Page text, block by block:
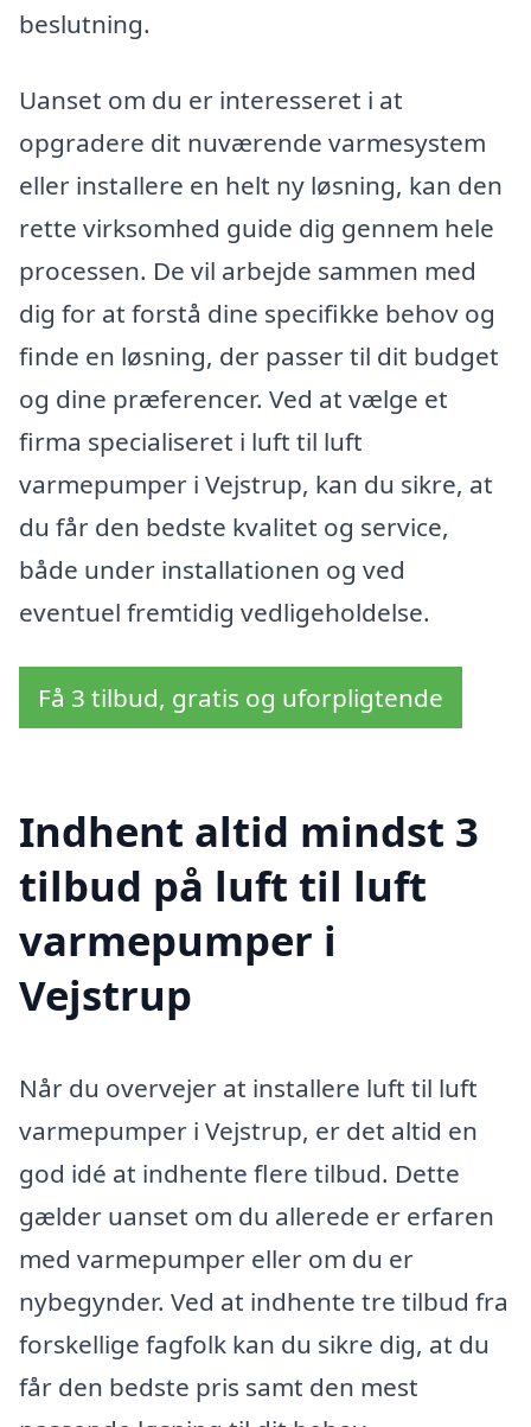
beslutning.
Uanset om du er interesseret i at
opgradere dit nuværende varmesystem
eller installere en helt ny løsning, kan den
rette virksomhed guide dig gennem hele
processen. De vil arbejde sammen med
dig for at forstå dine specifikke behov og
finde en løsning, der passer til dit budget
og dine præferencer. Ved at vælge et
firma specialiseret i luft til luft
varmepumper i Vejstrup, kan du sikre, at
du får den bedste kvalitet og service,
både under installationen og ved
eventuel fremtidig vedligeholdelse.
Få 3 tilbud, gratis og uforpligtende
Indhent altid mindst 3
tilbud på luft til luft
varmepumper i
Vejstrup
Når du overvejer at installere luft til luft
varmepumper i Vejstrup, er det altid en
god idé at indhente flere tilbud. Dette
gælder uanset om du allerede er erfaren
med varmepumper eller om du er
nybegynder. Ved at indhente tre tilbud fra
forskellige fagfolk kan du sikre dig, at du
får den bedste pris samt den mest